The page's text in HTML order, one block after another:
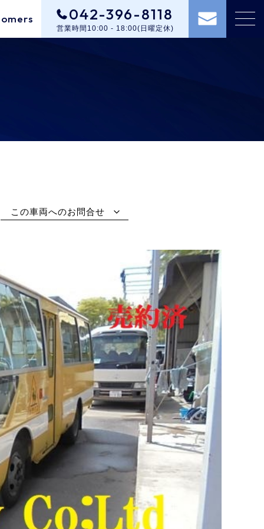
042-396-8118
営業時間10:00 - 18:00(日曜定休)
この車両へのお問合せ